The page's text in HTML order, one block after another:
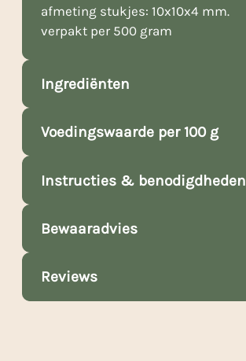
afmeting stukjes: 10x10x4 mm.
verpakt per 500 gram
Ingrediënten
Voedingswaarde per 100 g
Instructies & benodigdheden
Bewaaradvies
Reviews